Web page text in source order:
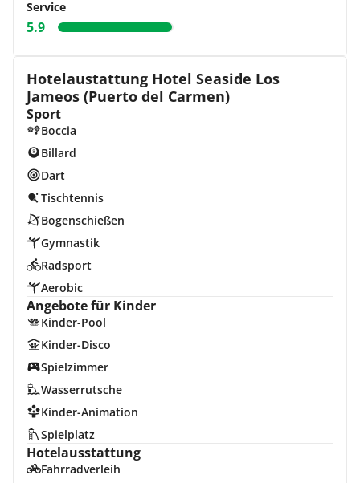
Service
5.9
Hotelaustattung Hotel Seaside Los
Jameos (Puerto del Carmen)
Sport
Boccia
Billard
Dart
Tischtennis
Bogenschießen
Gymnastik
Radsport
Aerobic
Angebote für Kinder
Kinder-Pool
Kinder-Disco
Spielzimmer
Wasserrutsche
Kinder-Animation
Spielplatz
Hotelausstattung
Fahrradverleih